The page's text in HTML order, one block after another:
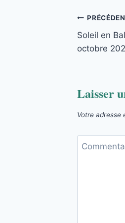
de
Soleil en
octobre
Laisser
Votre adresse